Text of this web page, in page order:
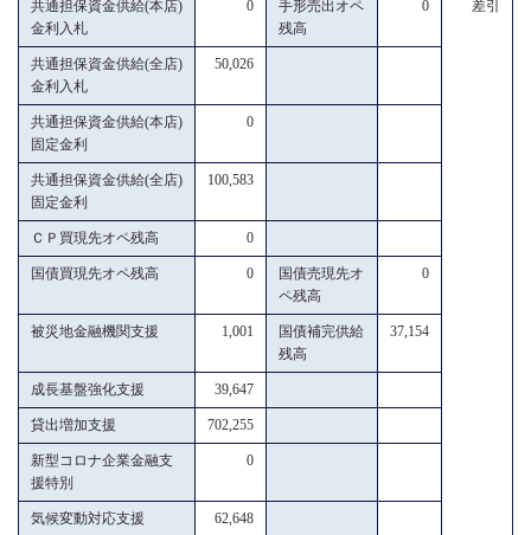
共通担保資金供給(本店)
金利入札
0
手形売出オペ
残高
0 差引
共通担保資金供給(全店)
金利入札
50,026
共通担保資金供給(本店)
固定金利
0
共通担保資金供給(全店)
固定金利
100,583
ＣＰ買現先オペ残高 0
国債買現先オペ残高 0
国債売現先オ
ペ残高
0
被災地金融機関支援 1,001
国債補完供給
残高
37,154
成長基盤強化支援 39,647
貸出増加支援 702,255
新型コロナ企業金融支
援特別
0
気候変動対応支援 62,648